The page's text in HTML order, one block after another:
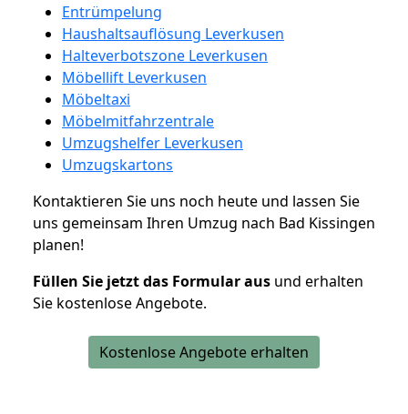
Entrümpelung
Haushaltsauflösung Leverkusen
Halteverbotszone Leverkusen
Möbellift Leverkusen
Möbeltaxi
Möbelmitfahrzentrale
Umzugshelfer Leverkusen
Umzugskartons
Kontaktieren Sie uns noch heute und lassen Sie
uns gemeinsam Ihren Umzug nach Bad Kissingen
planen!
Füllen Sie jetzt das Formular aus und erhalten
Sie kostenlose Angebote.
Kostenlose Angebote erhalten